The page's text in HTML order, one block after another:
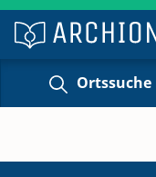
Ortssuche